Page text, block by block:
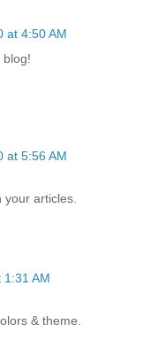
at 4:50 AM
blog!
at 5:56 AM
your articles.
1:31 AM
& theme.